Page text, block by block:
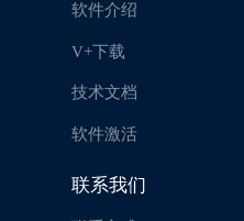
软件介绍
V+下载
技术文档
软件激活
联系我们